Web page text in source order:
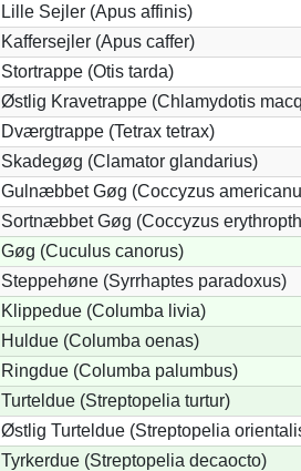
Lille Sejler (Apus affinis)
Kaffersejler (Apus caffer)
Stortrappe (Otis tarda)
Østlig Kravetrappe (Chlamydotis
Dværgtrappe (Tetrax tetrax)
Skadegøg (Clamator glandarius)
Gulnæbbet Gøg (Coccyzus
Sortnæbbet Gøg (Coccyzus
Gøg (Cuculus canorus)
Steppehøne (Syrrhaptes paradoxus)
Klippedue (Columba livia)
Huldue (Columba oenas)
Ringdue (Columba palumbus)
Turteldue (Streptopelia turtur)
Østlig Turteldue (Streptopelia
Tyrkerdue (Streptopelia decaocto)